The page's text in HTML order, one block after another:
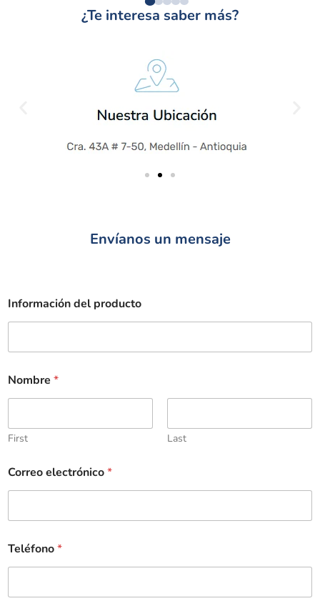
¿Te interesa saber más?
Envíanos un mensaje
Información del producto
Nombre *
First Last
Correo electrónico*
Teléfono*